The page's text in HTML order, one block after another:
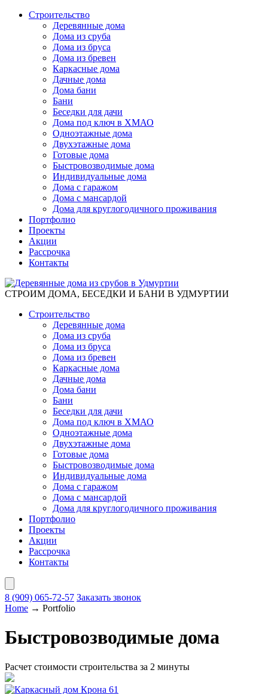
Строительство
Деревянные дома
Дома из сруба
Дома из бруса
Дома из бревен
Каркасные дома
Дачные дома
Дома бани
Бани
Беседки для дачи
Дома под ключ в ХМАО
Одноэтажные дома
Двухэтажные дома
Готовые дома
Быстровозводимые дома
Индивидуальные дома
Дома с гаражом
Дома с мансардой
Дома для круглогодичного проживания
Портфолио
Проекты
Акции
Рассрочка
Контакты
СТРОИМ ДОМА, БЕСЕДКИ И БАНИ В УДМУРТИИ
Строительство
Деревянные дома
Дома из сруба
Дома из бруса
Дома из бревен
Каркасные дома
Дачные дома
Дома бани
Бани
Беседки для дачи
Дома под ключ в ХМАО
Одноэтажные дома
Двухэтажные дома
Готовые дома
Быстровозводимые дома
Индивидуальные дома
Дома с гаражом
Дома с мансардой
Дома для круглогодичного проживания
Портфолио
Проекты
Акции
Рассрочка
Контакты
8 (909) 065-72-57 Заказать звонок
Home → Portfolio
Быстровозводимые дома
Расчет стоимости строительства за 2 минуты